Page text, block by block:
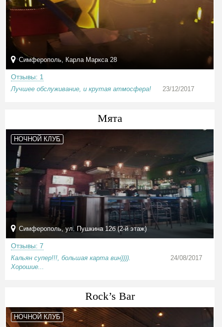
Симферополь, Карла Маркса 28
Отзывы: 1
Лучшее обслуживание, и крутая атмосфера! 23/12/2017
Мята
НОЧНОЙ КЛУБ
Симферополь, ул. Пушкина 12б (2-й этаж)
Отзывы: 7
Кальян супер!!!, большая карта вин)))).
Хорошие...
24/08/2017
Rock’s Bar
НОЧНОЙ КЛУБ